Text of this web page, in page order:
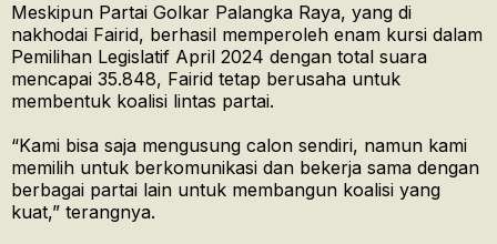
Meskipun Partai Golkar Palangka Raya, yang di
nakhodai Fairid, berhasil memperoleh enam kursi dalam
Pemilihan Legislatif April 2024 dengan total suara
mencapai 35.848, Fairid tetap berusaha untuk
membentuk koalisi lintas partai.
“Kami bisa saja mengusung calon sendiri, namun kami
memilih untuk berkomunikasi dan bekerja sama dengan
berbagai partai lain untuk membangun koalisi yang
kuat,” terangnya.